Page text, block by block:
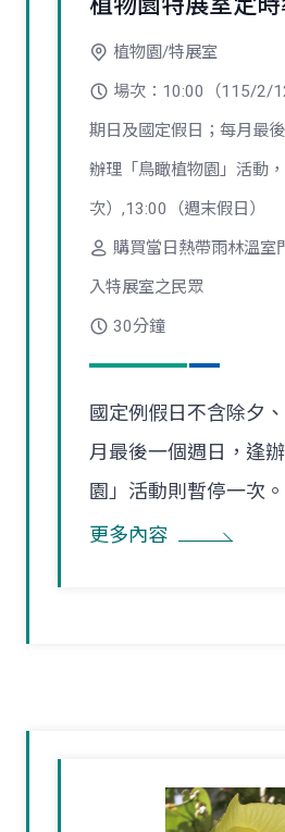
植物園/特展室
場次：10:00（115/2/
期日及國定假日；每月最
辦理「鳥瞰植物園」活動
次）,13:00（週末假日）
購買當日熱帶雨林溫室
入特展室之民眾
30分鐘
國定例假日不含除夕
月最後一個週日，逢
園」活動則暫停一次。
更多內容